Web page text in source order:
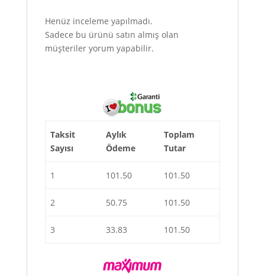
Henüz inceleme yapılmadı.
Sadece bu ürünü satın almış olan
müşteriler yorum yapabilir.
Taksit
Sayısı
Aylık
Ödeme
Toplam
Tutar
1 101.50 101.50
2 50.75 101.50
3 33.83 101.50